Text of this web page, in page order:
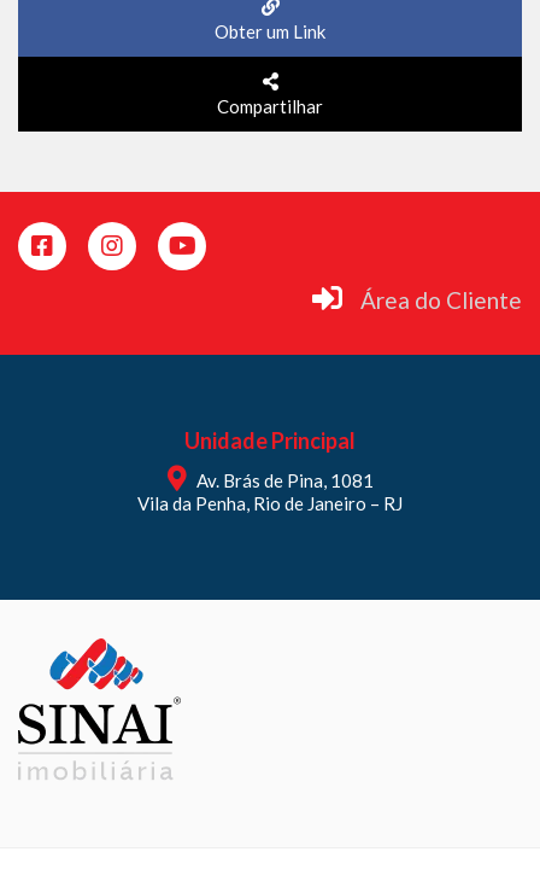
Obter um Link
Compartilhar
Área do Cliente
Unidade Principal
Av. Brás de Pina, 1081
Vila da Penha, Rio de Janeiro – RJ